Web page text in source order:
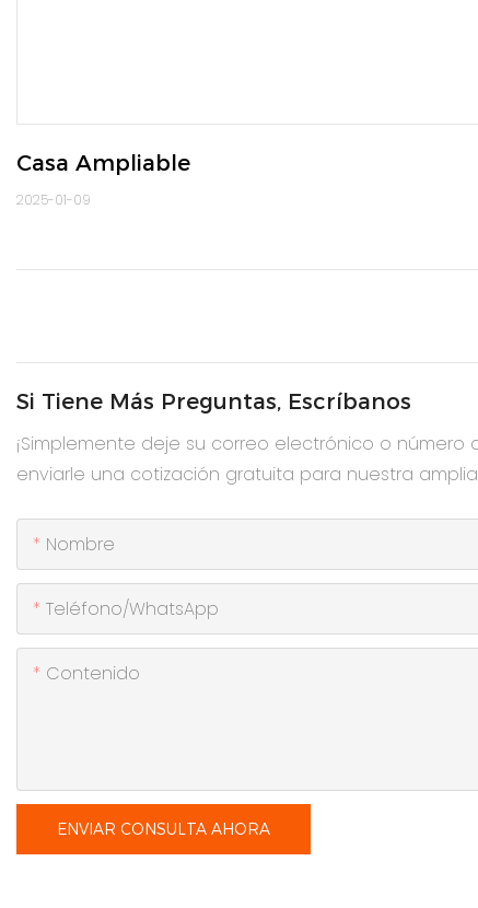
Casa Ampliable
2025-01-09
Si Tiene Más Preguntas, Escríbanos
¡Simplemente deje su correo electrónico o
enviarle una cotización gratuita para nuestra
Nombre
Teléfono/WhatsApp
Contenido
ENVIAR CONSULTA AHORA